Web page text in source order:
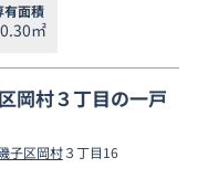
有面積
㎡
岡村３丁目の一戸
子区岡村３丁目16